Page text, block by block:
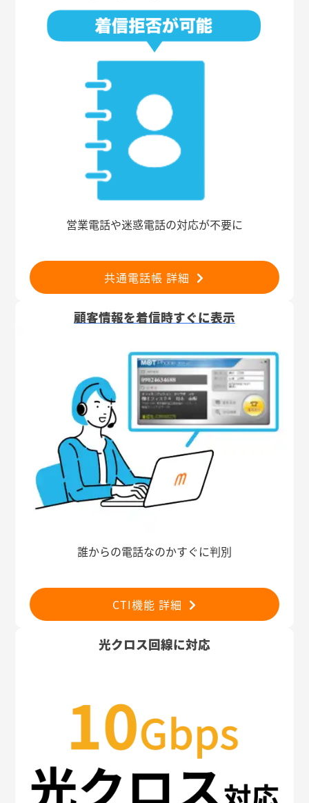
営業電話や迷惑電話の対応が不要に
共通電話帳 詳細
顧客情報を着信時すぐに表示
誰からの電話なのかすぐに判別
CTI機能 詳細
光クロス回線に対応